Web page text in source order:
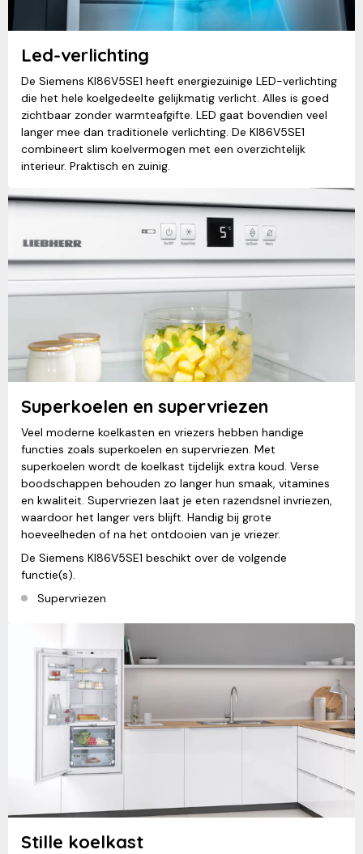
Led-verlichting
De Siemens KI86V5SE1 heeft energiezuinige LED-verlichting
die het hele koelgedeelte gelijkmatig verlicht. Alles is goed
zichtbaar zonder warmteafgifte. LED gaat bovendien veel
langer mee dan traditionele verlichting. De KI86V5SE1
combineert slim koelvermogen met een overzichtelijk
interieur. Praktisch en zuinig.
Superkoelen en supervriezen
Veel moderne koelkasten en vriezers hebben handige
functies zoals superkoelen en supervriezen. Met
superkoelen wordt de koelkast tijdelijk extra koud. Verse
boodschappen behouden zo langer hun smaak, vitamines
en kwaliteit. Supervriezen laat je eten razendsnel invriezen,
waardoor het langer vers blijft. Handig bij grote
hoeveelheden of na het ontdooien van je vriezer.
De Siemens KI86V5SE1 beschikt over de volgende
functie(s).
Supervriezen
Stille koelkast